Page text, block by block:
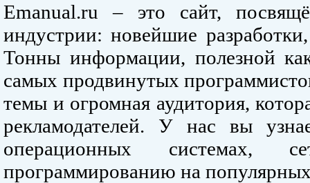
Emanual.ru – это сайт,
индустрии: новейшие
Тонны информации, полезной
самых продвинутых
темы и огромная аудитория,
рекламодателей. У нас вы
операционных системах,
программированию на